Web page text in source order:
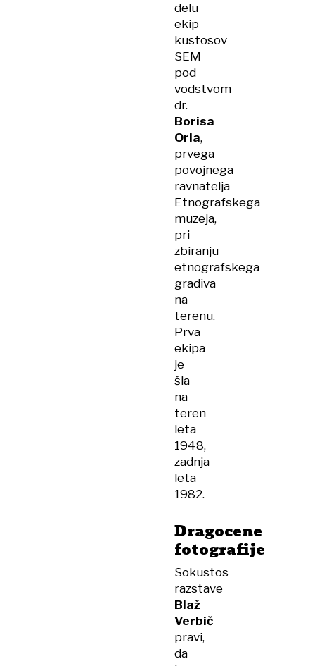
delu
ekip
kustosov
SEM
pod
vodstvom
dr.
Borisa
Orla,
prvega
povojnega
ravnatelja
Etnografskega
muzeja,
pri
zbiranju
etnografskega
gradiva
na
terenu.
Prva
ekipa
je
šla
na
teren
leta
1948,
zadnja
leta
1982.
Dragocene
fotografije
Sokustos
razstave
Blaž
Verbič
pravi,
da